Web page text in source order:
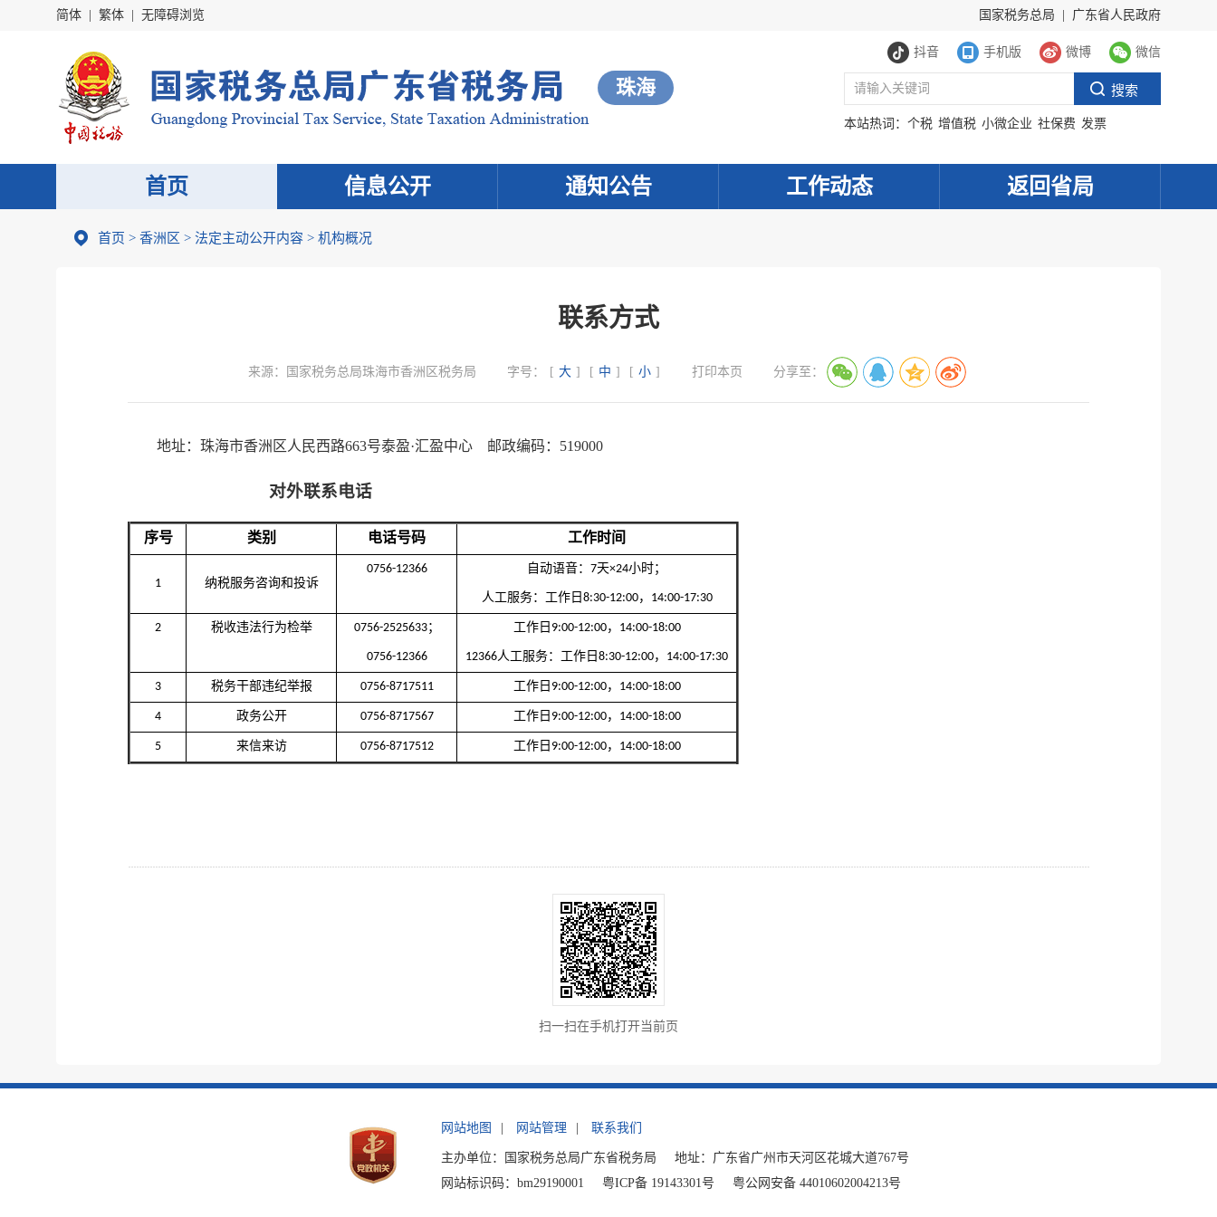
简体 繁体 无障碍浏览 国家税务总局 广东省人民政府
抖音 手机版 微博 微信
珠海
本站热词： 个税 增值税 小微企业 社保费 发票
首页 信息公开 通知公告 工作动态 返回省局
首页 > 香洲区 > 法定主动公开内容 > 机构概况
联系方式
来源： 国家税务总局珠海市香洲区税务局 字号： [ 大 ] [ 中 ] [ 小 ] 打印本页 分享至：
地址： 珠海市香洲区人民西路663号泰盈·汇盈中心 邮政编码：519000
对外联系电话
序号 类别 电话号码 工作时间
1 纳税服务咨询和投诉
0756-12366 自动语音： 7天×24小时；
人工服务：工作日 8:30-12:00， 14:00-17:30
2 税收违法行为检举 0756-2525633；
0756-12366
工作日 9:00-12:00， 14:00-18:00
12366人工服务：工作日 8:30-12:00， 14:00-17:30
3 税务干部违纪举报 0756-8717511 工作日 9:00-12:00， 14:00-18:00
4 政务公开 0756-8717567 工作日 9:00-12:00， 14:00-18:00
5 来信来访 0756-8717512 工作日 9:00-12:00， 14:00-18:00
扫一扫在手机打开当前页
网站地图 网站管理 联系我们
主办单位：国家税务总局广东省税务局
地址：广东省广州市天河区花城大道767号
网站标识码：bm29190001
粤ICP备 19143301号 粤公网安备 44010602004213号